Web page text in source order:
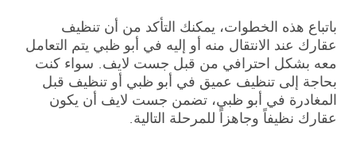
باتباع هذه الخطوات، يمكنك التأكد من أن تنظيف
عقارك عند الانتقال منه أو إليه في أبو ظبي يتم التعامل
معه بشكل احترافي من قبل جست لايف. سواء كنت
بحاجة إلى تنظيف عميق في أبو ظبي أو تنظيف قبل
المغادرة في أبو ظبي، تضمن جست لايف أن يكون
عقارك نظيفاً وجاهزاً للمرحلة التالية.